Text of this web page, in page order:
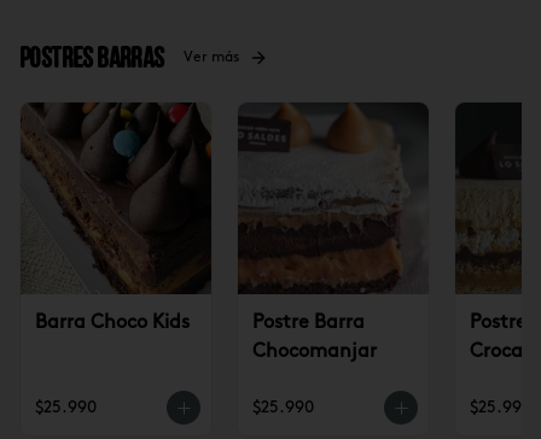
Postres Barras Ver más
Barra Choco Kids
$25.990
Postre Barra
Chocomanjar
$25.990
Postre
$25.990